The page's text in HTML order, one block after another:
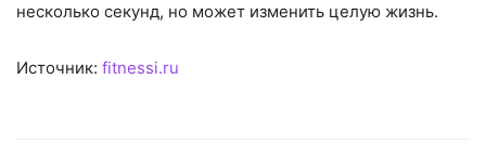
несколько секунд, но может изменить целую жизнь.
Источник: fitnessi.ru